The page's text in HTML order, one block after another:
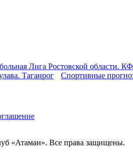
Лига Ростовской области.
Таганрог
Спортивные
«Атаман». Все права защищены.